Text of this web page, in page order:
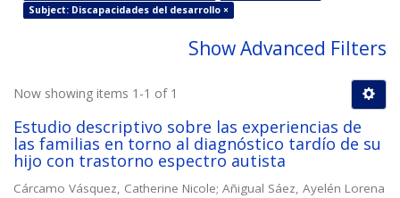
Subject: Discapacidades del desarrollo ×
Show Advanced Filters
Now showing items 1-1 of 1
Estudio descriptivo sobre las experiencias de
las familias en torno al diagnóstico tardío de su
hijo con trastorno espectro autista
Cárcamo Vásquez, Catherine Nicole; Añigual Sáez, Ayelén Lorena